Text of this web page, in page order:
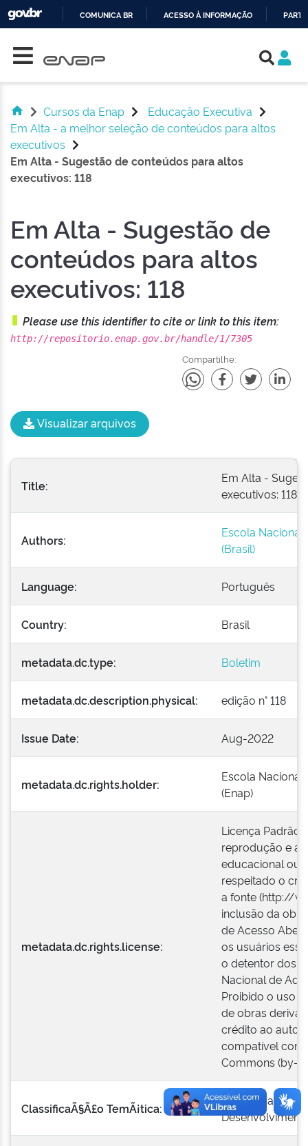
COMUNICA BR ACESSO À INFORMAÇÃO
Cursos da Enap
Educação Executiva
Em Alta - a melhor seleção de conteúdos para altos
executivos
Em Alta - Sugestão de conteúdos para altos
executivos: 118
Em Alta - Sugestão de
conteúdos para altos
executivos: 118
Please use this identifier to cite or link to this item:
http://repositorio.enap.gov.br/handle/1/7305
Compartilhe:
Visualizar arquivos
Title:
Em Alta -
executivos: 118
Authors:
Escola
(Brasil)
Language: Português
Country: Brasil
metadata.dc.type: Boletim
metadata.dc.description.physical: edição n° 118
Issue Date: Aug-2022
metadata.dc.rights.holder:
Escola
(Enap)
metadata.dc.rights.license:
Licença Padrão
reprodução e a
educacional ou
respeitado o
a fonte (http://
inclusão da
de Acesso
os usuários
o detentor dos
Nacional de
Proibido o uso
de obras
crédito ao autor
compatível com
Commons (by-
ClassificaÃ§Ã£o TemÃ¡tica:
Comunicação